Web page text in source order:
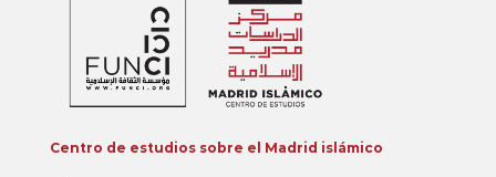
Centro de estudios sobre el Madrid islámico